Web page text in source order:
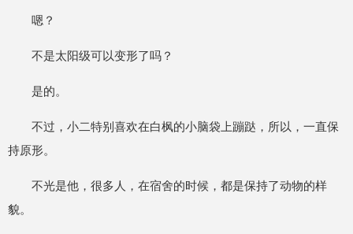
嗯？
不是太阳级可以变形了吗？
是的。
不过，小二特别喜欢在白枫的小脑袋上蹦跶，所以，一直保
持原形。
不光是他，很多人，在宿舍的时候，都是保持了动物的样
貌。